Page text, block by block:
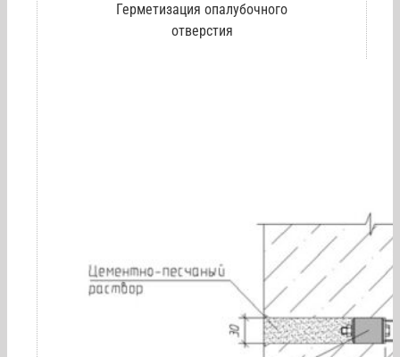
Герметизация опалубочного
отверстия